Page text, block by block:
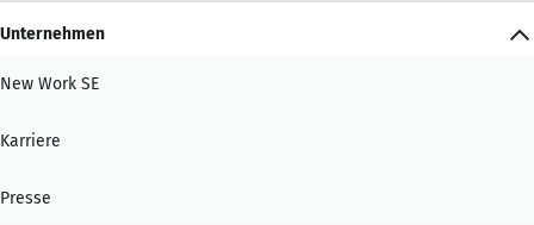
Unternehmen
New Work SE
Karriere
Presse